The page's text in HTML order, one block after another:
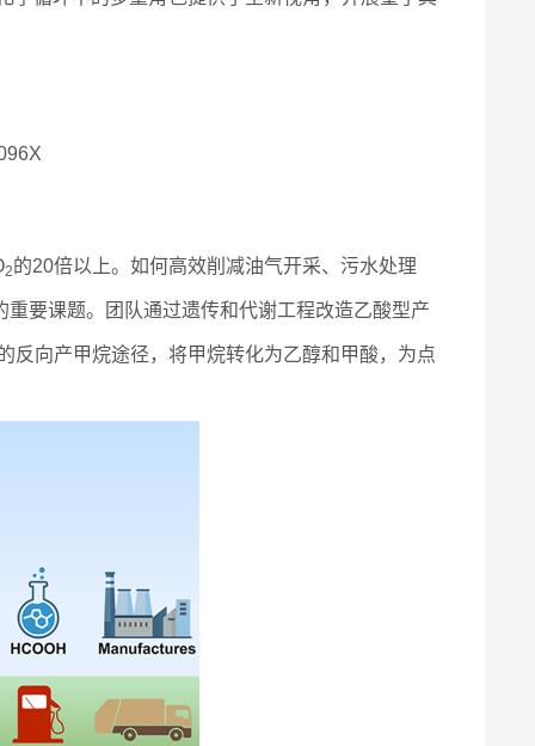
2的20倍以上。如何高效削减油气开采、污水处理
要课题。团队通过遗传和代谢工程改造乙酸型产
反向产甲烷途径，将甲烷转化为乙醇和甲酸，为点